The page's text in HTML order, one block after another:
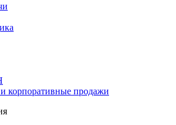
корпоративные продажи